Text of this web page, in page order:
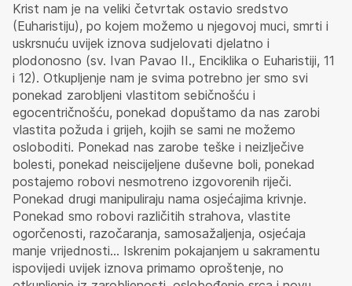
Krist nam je na veliki četvrtak ostavio sredstvo
(Euharistiju), po kojem možemo u njegovoj muci, smrti i
uskrsnuću uvijek iznova sudjelovati djelatno i
plodonosno (sv. Ivan Pavao II., Enciklika o Euharistiji, 11
i 12). Otkupljenje nam je svima potrebno jer smo svi
ponekad zarobljeni vlastitom sebičnošću i
egocentričnošću, ponekad dopuštamo da nas zarobi
vlastita požuda i grijeh, kojih se sami ne možemo
osloboditi. Ponekad nas zarobe teške i neizlječive
bolesti, ponekad neiscijeljene duševne boli, ponekad
postajemo robovi nesmotreno izgovorenih riječi.
Ponekad drugi manipuliraju nama osjećajima krivnje.
Ponekad smo robovi različitih strahova, vlastite
ogorčenosti, razočaranja, samosažaljenja, osjećaja
manje vrijednosti… Iskrenim pokajanjem u sakramentu
ispovijedi uvijek iznova primamo oproštenje, no